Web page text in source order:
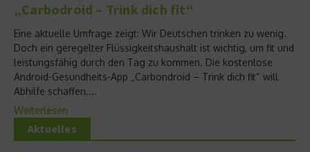
„Carbodroid – Trink dich fit“
Eine aktuelle Umfrage zeigt: Wir Deutschen trinken zu wenig.
Doch ein geregelter Flüssigkeitshaushalt ist wichtig, um fit und
leistungsfähig durch den Tag zu kommen. Die kostenlose
Android-Gesundheits-App „Carbondroid – Trink dich fit“ will
Abhilfe schaffen....
Weiterlesen
Aktuelles